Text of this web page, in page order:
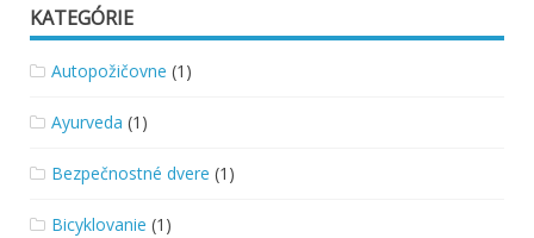
KATEGÓRIE
Autopožičovne (1)
Ayurveda (1)
Bezpečnostné dvere (1)
Bicyklovanie (1)